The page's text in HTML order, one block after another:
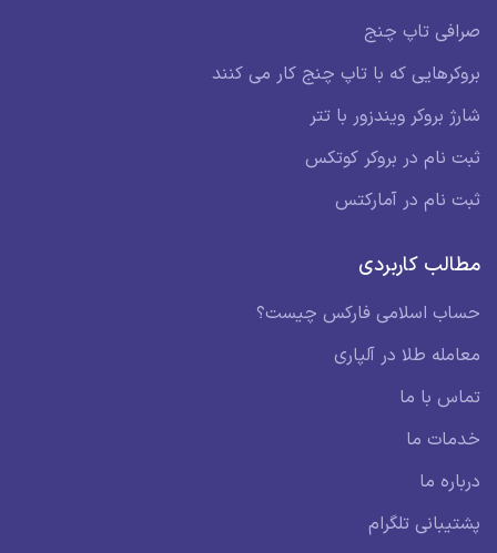
صرافی تاپ چنج
بروکرهایی که با تاپ چنج کار می کنند
شارژ بروکر ویندزور با تتر
ثبت نام در بروکر کوتکس
ثبت نام در آمارکتس
مطالب کاربردی
حساب اسلامی فارکس چیست؟
معامله طلا در آلپاری
تماس با ما
خدمات ما
درباره ما
پشتیبانی تلگرام